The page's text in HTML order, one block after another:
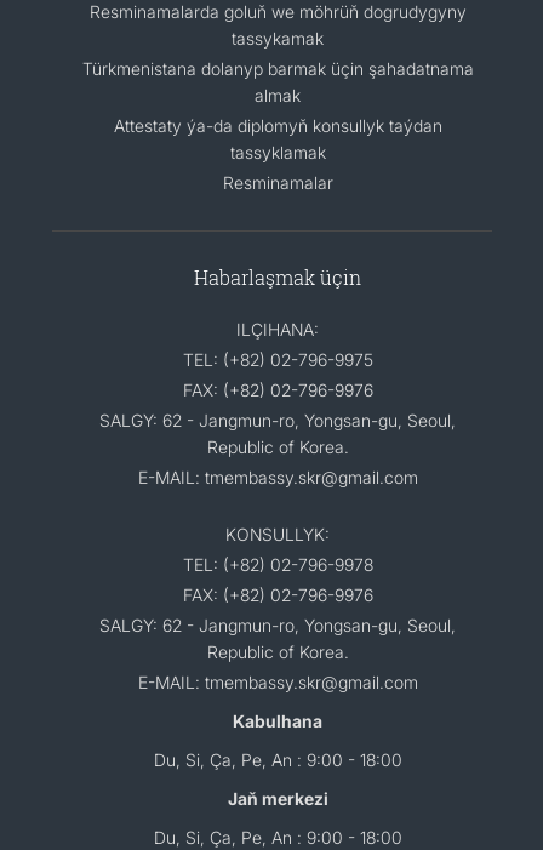
Resminamalarda goluň we möhrüň dogrudygyny
tassykamak
Türkmenistana dolanyp barmak üçin şahadatnama
almak
Attestaty ýa-da diplomyň konsullyk taýdan
tassyklamak
Resminamalar
Habarlaşmak üçin
ILÇIHANA:
TEL: (+82) 02-796-9975
FAX: (+82) 02-796-9976
SALGY: 62 - Jangmun-ro, Yongsan-gu, Seoul,
Republic of Korea.
E-MAIL: tmembassy.skr@gmail.com
KONSULLYK:
TEL: (+82) 02-796-9978
FAX: (+82) 02-796-9976
SALGY: 62 - Jangmun-ro, Yongsan-gu, Seoul,
Republic of Korea.
E-MAIL: tmembassy.skr@gmail.com
Kabulhana
Du, Si, Ça, Pe, An : 9:00 - 18:00
Jaň merkezi
Du, Si, Ça, Pe, An : 9:00 - 18:00